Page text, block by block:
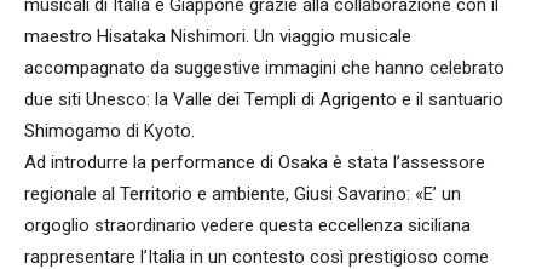
maestro Hisataka Nishimori. Un viaggio musicale
accompagnato da suggestive immagini che hanno celebrato
due siti Unesco: la Valle dei Templi di Agrigento e il santuario
Shimogamo di Kyoto.
Ad introdurre la performance di Osaka è stata l’assessore
regionale al Territorio e ambiente, Giusi Savarino: «E’ un
orgoglio straordinario vedere questa eccellenza siciliana
rappresentare l’Italia in un contesto così prestigioso come